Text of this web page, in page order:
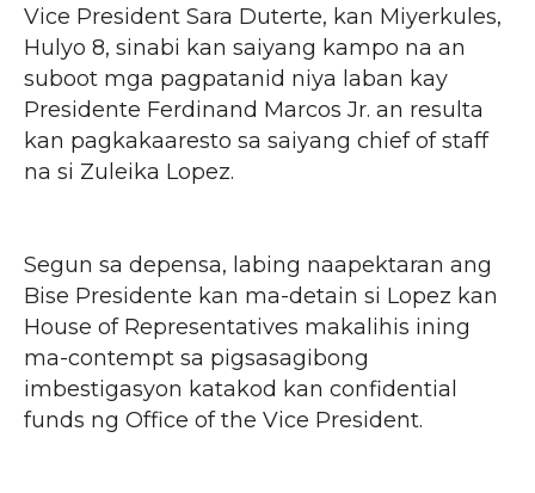
Vice President Sara Duterte, kan Miyerkules,
Hulyo 8, sinabi kan saiyang kampo na an
suboot mga pagpatanid niya laban kay
Presidente Ferdinand Marcos Jr. an resulta
kan pagkakaaresto sa saiyang chief of staff
na si Zuleika Lopez.
Segun sa depensa, labing naapektaran ang
Bise Presidente kan ma-detain si Lopez kan
House of Representatives makalihis ining
ma-contempt sa pigsasagibong
imbestigasyon katakod kan confidential
funds ng Office of the Vice President.